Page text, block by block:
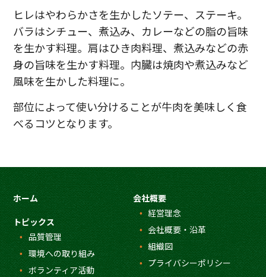
ヒレはやわらかさを生かしたソテー、ステーキ。
バラはシチュー、煮込み、カレーなどの脂の旨味
を生かす料理。肩はひき肉料理、煮込みなどの赤
身の旨味を生かす料理。内臓は焼肉や煮込みなど
風味を生かした料理に。
部位によって使い分けることが牛肉を美味しく食
べるコツとなります。
ホーム
トピックス
品質管理
環境への取り組み
ボランティア活動
会社概要
経営理念
会社概要・沿革
組織図
プライバシーポリシー